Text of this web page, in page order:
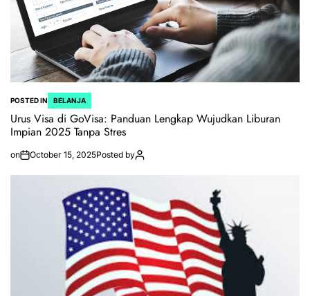
POSTED IN BELANJA
Urus Visa di GoVisa: Panduan Lengkap Wujudkan Liburan
Impian 2025 Tanpa Stres
on October 15, 2025Posted by